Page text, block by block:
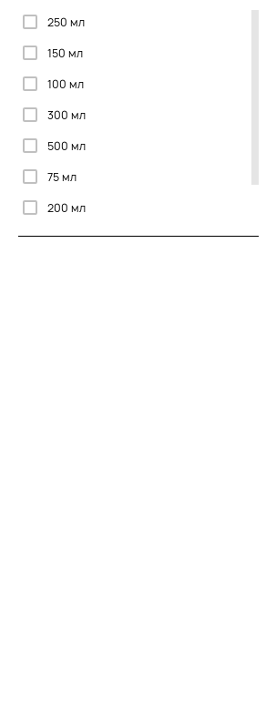
Пористые волосы
Седые волосы
Сухие/Ломкие волосы
Тонкие волосы
250 мл
150 мл
100 мл
300 мл
500 мл
75 мл
200 мл
95 мл